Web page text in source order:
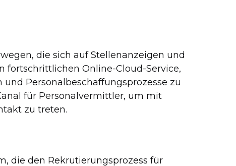
die sich auf Stellenanzeigen und
fortschrittlichen Online-Cloud-Service,
Personalbeschaffungsprozesse zu
für Personalvermittler, um mit
zu treten.
die den Rekrutierungsprozess für